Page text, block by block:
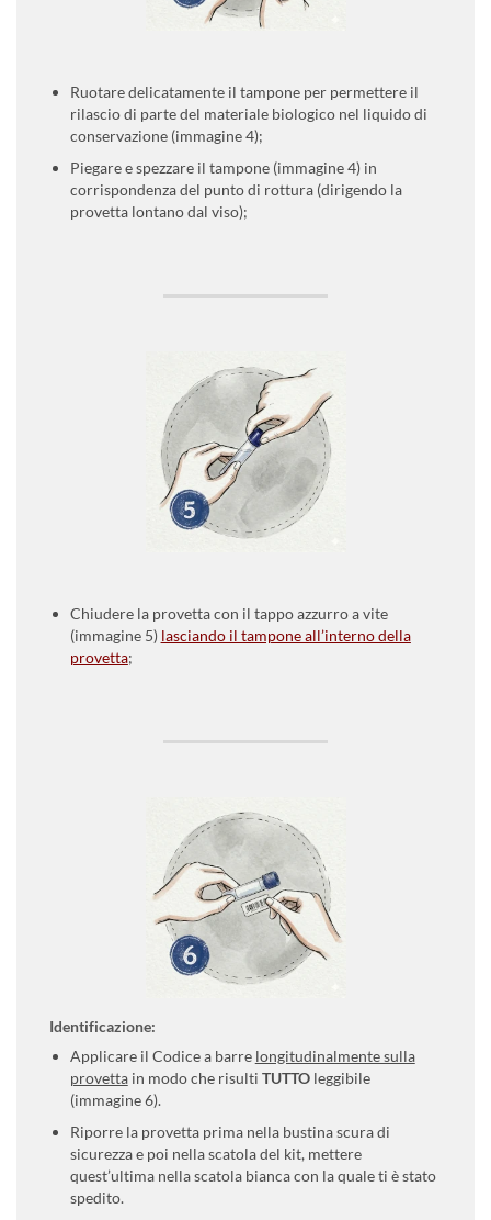
Ruotare delicatamente il tampone per permettere il
rilascio di parte del materiale biologico nel liquido di
conservazione (immagine 4);
Piegare e spezzare il tampone (immagine 4) in
corrispondenza del punto di rottura (dirigendo la
provetta lontano dal viso);
Chiudere la provetta con il tappo azzurro a vite
(immagine 5) lasciando il tampone all’interno della
provetta;
Identificazione:
Applicare il Codice a barre longitudinalmente sulla
provettain modo che risulti TUTTOleggibile
(immagine 6).
Riporre la provetta prima nella bustina scura di
sicurezza e poi nella scatola del kit, mettere
quest’ultima nella scatola bianca con la quale ti è stato
spedito.